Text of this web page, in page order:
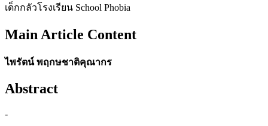
เด็กกลัวโรงเรียน School Phobia
Main Article Content
ไพรัตน์ พฤกษชาติคุณากร
Abstract
-